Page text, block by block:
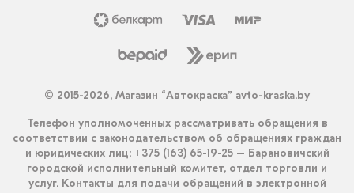
© 2015-2026, Магазин “Автокраска” avto-kraska.by
Телефон уполномоченных рассматривать обращения в
соответствии с законодательством об обращениях граждан
и юридических лиц: +375 (163) 65-19-25 – Барановичский
городской исполнительный комитет, отдел торговли и
услуг. Контакты для подачи обращений в электронной